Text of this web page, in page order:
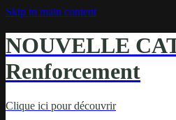
Skip to main content
NOUVELLE
Renforcement
Clique ici pour découvrir